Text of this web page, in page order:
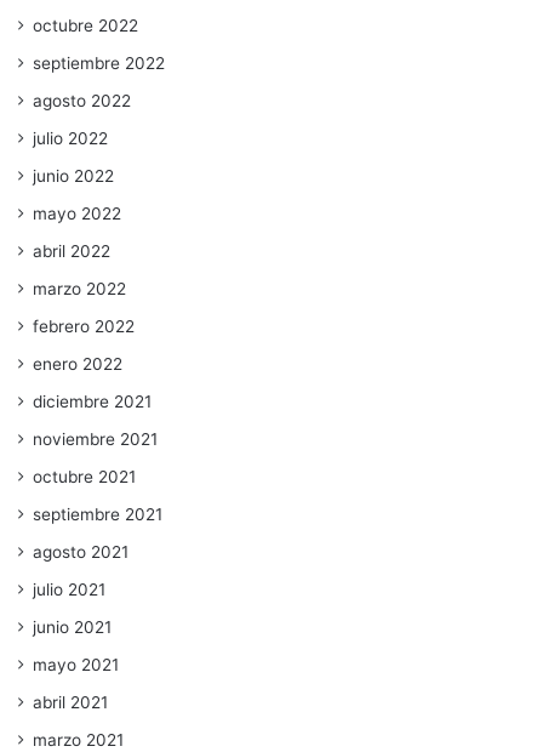
octubre 2022
septiembre 2022
agosto 2022
julio 2022
junio 2022
mayo 2022
abril 2022
marzo 2022
febrero 2022
enero 2022
diciembre 2021
noviembre 2021
octubre 2021
septiembre 2021
agosto 2021
julio 2021
junio 2021
mayo 2021
abril 2021
marzo 2021